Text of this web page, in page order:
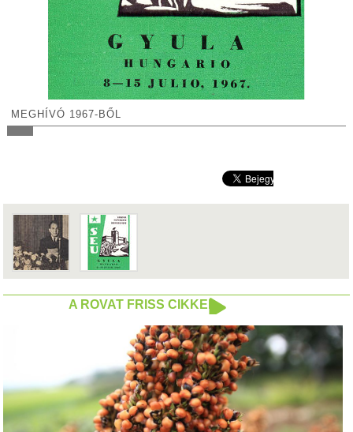
MEGHÍVÓ 1967-BŐL
A ROVAT FRISS CIKKEI